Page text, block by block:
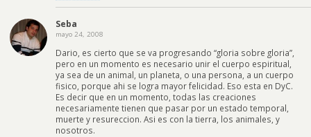
Seba
mayo 24, 2008
Dario, es cierto que se va progresando “gloria sobre gloria”,
pero en un momento es necesario unir el cuerpo espiritual,
ya sea de un animal, un planeta, o una persona, a un cuerpo
fisico, porque ahi se logra mayor felicidad. Eso esta en DyC.
Es decir que en un momento, todas las creaciones
necesariamente tienen que pasar por un estado temporal,
muerte y resureccion. Asi es con la tierra, los animales, y
nosotros.